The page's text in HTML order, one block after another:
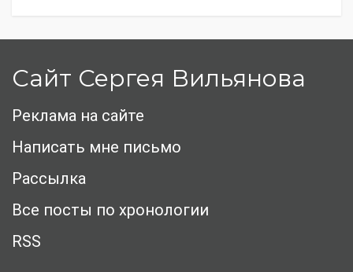
Сайт Сергея Вильянова
Реклама на сайте
Написать мне письмо
Рассылка
Все посты по хронологии
RSS